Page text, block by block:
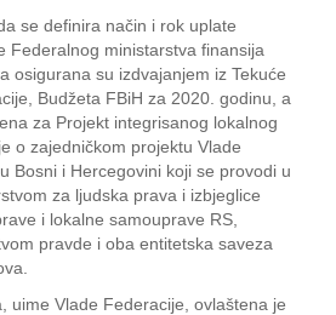
se definira način i rok uplate
Federalnog ministarstva finansija
osigurana su izdvajanjem iz Tekuće
Budžeta FBiH za 2020. godinu, a
za Projekt integrisanog lokalnog
o zajedničkom projektu Vlade
Bosni i Hercegovini koji se provodi u
za ljudska prava i izbjeglice
i lokalne samouprave RS,
pravde i oba entitetska saveza
uime Vlade Federacije, ovlaštena je